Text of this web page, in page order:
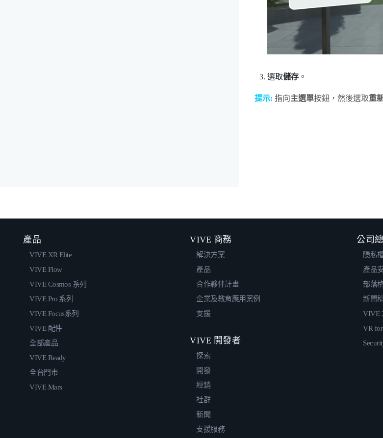
選取儲存。
提示: 指向主選單按鈕，然後選取重
產品
VIVE XR Elite
VIVE Flow
VIVE Cosmos 系列
VIVE Pro 系列
VIVE Focus系列
VIVE 配件
全部產品
VIVE Ready
全台門市
VIVE Mars
VIVE 商務
解決方案
產品
合作夥伴計畫
企業及教育應用案例
支援
VIVE 開發者
探索
開發
經銷
社群
新聞
支援服務
公司
隱私
產品
部落
新聞
VIVE
VR